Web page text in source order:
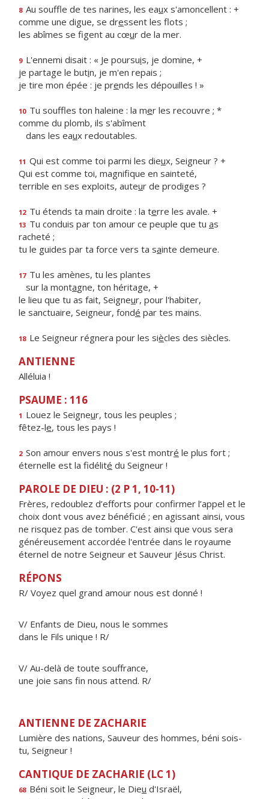
8 Au souffle de tes narines, les eaux s'amoncellent : +
comme une digue, se dressent les flots ;
les abîmes se figent au cœur de la mer.
9 L'ennemi disait : « Je poursuis, je domine, +
je partage le butin, je m'en repais ;
je tire mon épée : je prends les dépouilles ! »
10 Tu souffles ton haleine : la mer les recouvre ; *
comme du plomb, ils s'abîment
dans les eaux redoutables.
11 Qui est comme toi parmi les dieux, Seigneur ? +
Qui est comme toi, magnifque en sainteté,
terrible en ses exploits, auteur de prodiges ?
12 Tu étends ta main droite : la terre les avale. +
13 Tu conduis par ton amour ce peuple que tu as
racheté ;
tu le guides par ta force vers ta sainte demeure.
17 Tu les amènes, tu les plantes
sur la montagne, ton héritage, +
le lieu que tu as fait, Seigneur, pour l'habiter,
le sanctuaire, Seigneur, fondé par tes mains.
18 Le Seigneur régnera pour les siècles des siècles.
ANTIENNE
Alléluia !
PSAUME : 116
1 Louez le Seigneur, tous les peuples ;
fêtez-le, tous les pays !
2 Son amour envers nous s'est montré le plus fort ;
éternelle est la fidélité du Seigneur !
PAROLE DE DIEU : (2 P 1, 10-11)
Frères, redoublez d’efforts pour confirmer l’appel et le
choix dont vous avez bénéficié ; en agissant ainsi, vous
ne risquez pas de tomber. C'est ainsi que vous sera
généreusement accordée l'entrée dans le royaume
éternel de notre Seigneur et Sauveur Jésus Christ.
RÉPONS
R/ Voyez quel grand amour nous est donné !
V/ Enfants de Dieu, nous le sommes
dans le Fils unique ! R/
V/ Au-delà de toute souffrance,
une joie sans fin nous attend. R/
ANTIENNE DE ZACHARIE
Lumière des nations, Sauveur des hommes, béni sois-
tu, Seigneur !
CANTIQUE DE ZACHARIE (LC 1)
68 Béni soit le Seigneur, le Dieu d'Israël,